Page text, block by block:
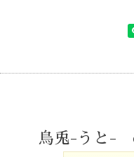
烏兎-うと-